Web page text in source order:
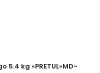
kg «PRETUL»MD-